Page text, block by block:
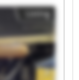
z o.o. Bogdan
z o.o.
Schulz
z o.o. Bogdan
z o.o.
Schulz
z o.o. Bogdan
Listing